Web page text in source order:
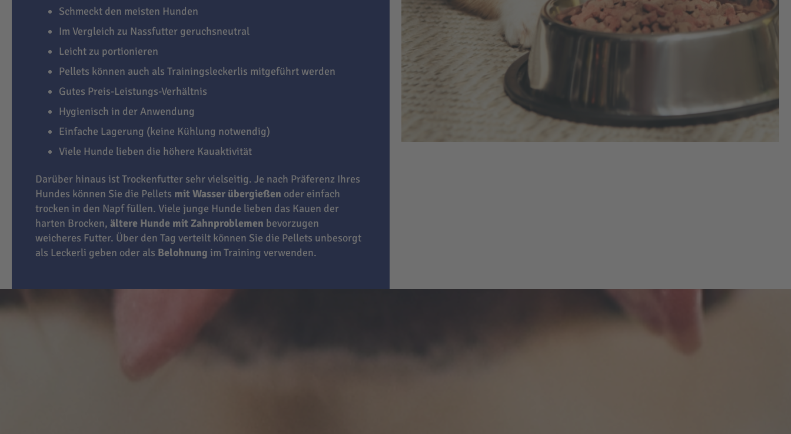
Schmeckt den meisten Hunden
Im Vergleich zu Nassfutter geruchsneutral
Leicht zu portionieren
Pellets können auch als Trainingsleckerlis mitgeführt werden
Gutes Preis-Leistungs-Verhältnis
Hygienisch in der Anwendung
Einfache Lagerung (keine Kühlung notwendig)
Viele Hunde lieben die höhere Kauaktivität
Darüber hinaus ist Trockenfutter sehr vielseitig. Je nach Präferenz Ihres
Hundes können Sie die Pellets mit Wasser übergießen oder einfach
trocken in den Napf füllen. Viele junge Hunde lieben das Kauen der
harten Brocken, ältere Hunde mit Zahnproblemen bevorzugen
weicheres Futter. Über den Tag verteilt können Sie die Pellets unbesorgt
als Leckerli geben oder als Belohnung im Training verwenden.